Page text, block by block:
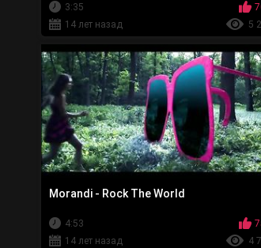
3:35
14 лет назад
5
Morandi - Rock The World
4:53
14 лет назад
4